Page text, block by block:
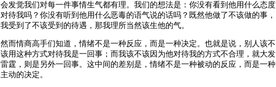
会发觉我们对每一件事情生气都有理。我们的想法是：你没有看到他用什么态度
对待我吗？你没有听到他用什么恶毒的语气说的话吗？既然他做了不该做的事，
我受到了不该受到的待遇，那我理所当然该生他的气。
然而情商高手们知道，情绪不是一种反应，而是一种决定。也就是说，别人该不
该用这种方式对待我是一回事；而我该不该因为他对待我的方式不合理，就大发
雷霆，则是另外一回事。这中间的差别是，情绪不是一种被动的反应，而是一种
主动的决定。